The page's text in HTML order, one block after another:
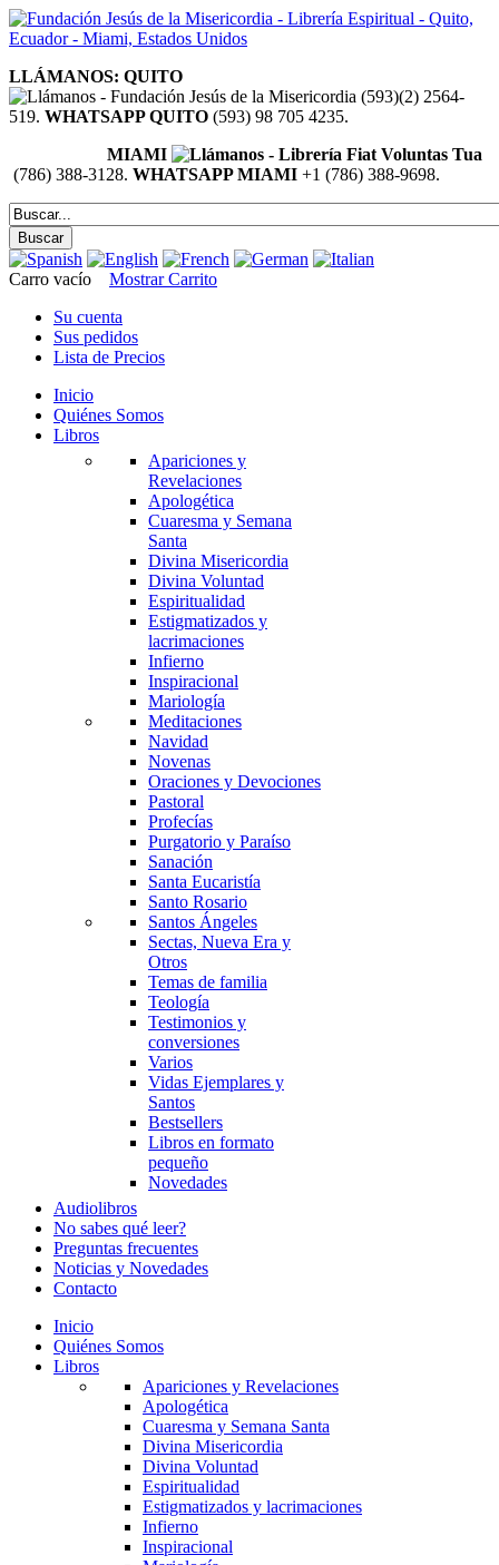
LLÁMANOS: QUITO
(593)(2) 2564-
519. WHATSAPP QUITO (593) 98 705 4235.
MIAMI
(786) 388-3128. WHATSAPP MIAMI +1 (786) 388-9698.
Carro vacío
Mostrar Carrito
Su cuenta
Sus pedidos
Lista de Precios
Inicio
Quiénes Somos
Libros
Apariciones y
Revelaciones
Apologética
Cuaresma y Semana
Santa
Divina Misericordia
Divina Voluntad
Espiritualidad
Estigmatizados y
lacrimaciones
Infierno
Inspiracional
Mariología
Meditaciones
Navidad
Novenas
Oraciones y Devociones
Pastoral
Profecías
Purgatorio y Paraíso
Sanación
Santa Eucaristía
Santo Rosario
Santos Ángeles
Sectas, Nueva Era y
Otros
Temas de familia
Teología
Testimonios y
conversiones
Varios
Vidas Ejemplares y
Santos
Bestsellers
Libros en formato
pequeño
Novedades
Audiolibros
No sabes qué leer?
Preguntas frecuentes
Noticias y Novedades
Contacto
Inicio
Quiénes Somos
Libros
Apariciones y Revelaciones
Apologética
Cuaresma y Semana Santa
Divina Misericordia
Divina Voluntad
Espiritualidad
Estigmatizados y lacrimaciones
Infierno
Inspiracional